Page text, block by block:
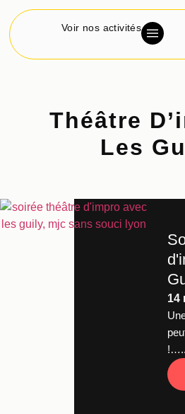
Voir nos activités
Théâtre
Les
14
!…..